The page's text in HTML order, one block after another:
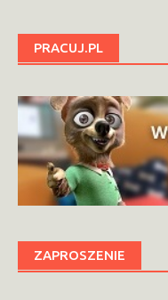
PRACUJ.PL
ZAPROSZENIE